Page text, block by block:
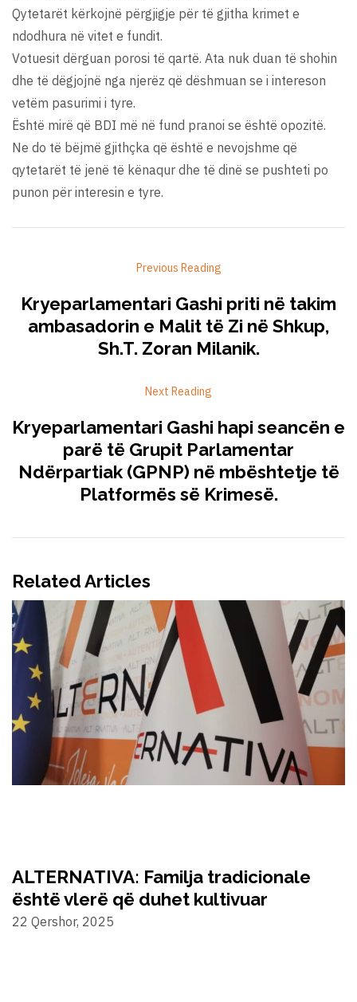
Qytetarët kërkojnë përgjigje për të gjitha krimet e
ndodhura në vitet e fundit.
Votuesit dërguan porosi të qartë. Ata nuk duan të shohin
dhe të dëgjojnë nga njerëz që dëshmuan se i intereson
vetëm pasurimi i tyre.
Është mirë që BDI më në fund pranoi se është opozitë.
Ne do të bëjmë gjithçka që është e nevojshme që
qytetarët të jenë të kënaqur dhe të dinë se pushteti po
punon për interesin e tyre.
Previous Reading
Kryeparlamentari Gashi priti në takim
ambasadorin e Malit të Zi në Shkup,
Sh.T. Zoran Milanik.
Next Reading
Kryeparlamentari Gashi hapi seancën e
parë të Grupit Parlamentar
Ndërpartiak (GPNP) në mbështetje të
Platformës së Krimesë.
Related Articles
ALTERNATIVA: Familja tradicionale
është vlerë që duhet kultivuar
22 Qershor, 2025